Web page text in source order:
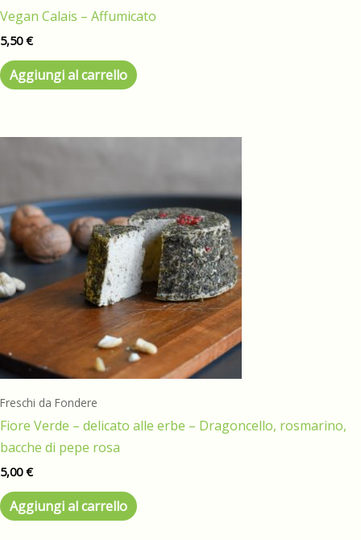
Vegan Calais – Affumicato
5,50€
Aggiungi al carrello
Freschi da Fondere
Fiore Verde – delicato alle erbe – Dragoncello, rosmarino,
bacche di pepe rosa
5,00€
Aggiungi al carrello